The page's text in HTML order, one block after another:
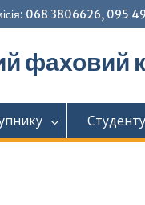
068 3806626, 095
фаховий
Студенту